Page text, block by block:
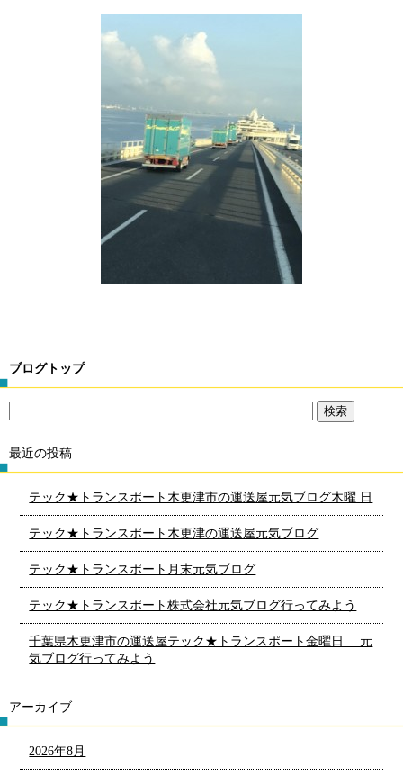
ブログトップ
最近の投稿
テック★トランスポート木更津市の運送屋元気ブログ木曜 日
テック★トランスポート木更津の運送屋元気ブログ
テック★トランスポート月末元気ブログ
テック★トランスポート株式会社元気ブログ行ってみよう
千葉県木更津市の運送屋テック★トランスポート金曜日 元
気ブログ行ってみよう
アーカイブ
2026年8月